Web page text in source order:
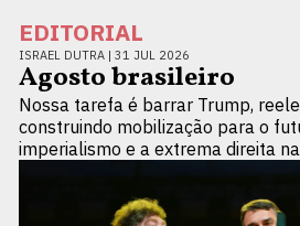
EDITORIAL
ISRAEL DUTRA | 31 JUL 2026
Agosto brasileiro
Nossa tarefa é barrar Trump,
construindo mobilização para o
imperialismo e a extrema direita